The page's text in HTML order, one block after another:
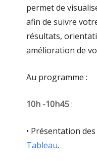
permet de
afin de suivre
résultats,
amélioration de
Au programme :
10h -10h45:
• Présentation
Tableau.